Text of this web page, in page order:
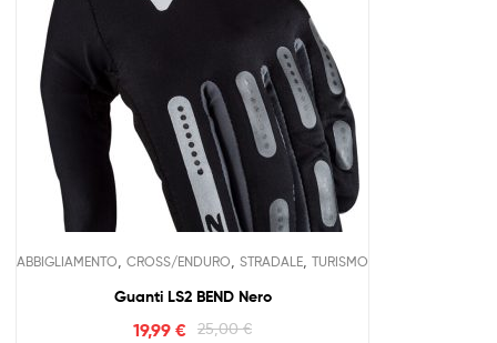
ABBIGLIAMENTO CROSS/ENDURO STRADALE TURISMO
Guanti LS2 BEND Nero
25,00€
19,99€